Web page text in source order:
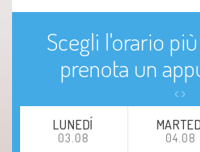
Scegli l'orario
prenota un
LUNEDÍ
03.08 04.08